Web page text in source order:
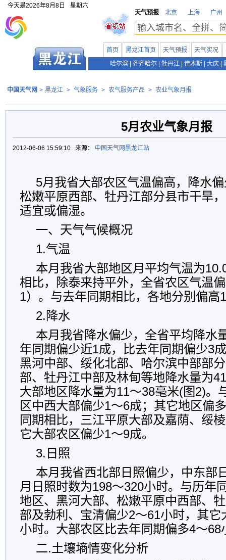
今天是2026年8月8日
星期六
天气预报
北京 上海 广州
首页 黑龙江首页 天气预报 天气实况
哈尔滨
齐齐哈尔 牡丹江 佳木斯 大庆
中国天气网 > 黑龙江 > 气象服务 > 农气服务产品 > 农业气象月报
5月农业气象月报
2012-06-06 15:59:10 来源： 中国天气网黑龙江站
5月我省大部农区气温偏高，降水
松嫩平原西部、牡丹江部分县市干旱
适宜或偏湿。
一、天气气候概况
1.气温
本月我省大部地区月平均气温为
相比，除泰来持平外，全省农区气温
1）。与去年同期相比，各地分别偏高1
2. 降水
本月我省降水偏少，全省平均降水
年同期偏少近1成，比去年同期偏少3
黑河中部、绥化北部、哈尔滨中部部
部、牡丹江中部及林甸等地降水量为41
大部地区降水量为11～38毫米(图2)。
区中西大部偏少1～6成；其它地区偏多
同期相比，三江平原大部及嘉荫、绥
它大部农区偏少1～9成。
3. 日照
本月我省西北部日照偏少，中东部
月日照时数为198～320小时。与历年
地区、黑河大部、松嫩平原中西部、
部及勃利、宝清偏少2～61小时，其它
小时。大部农区比去年同期偏多4～68
二.土壤墒情变化分析